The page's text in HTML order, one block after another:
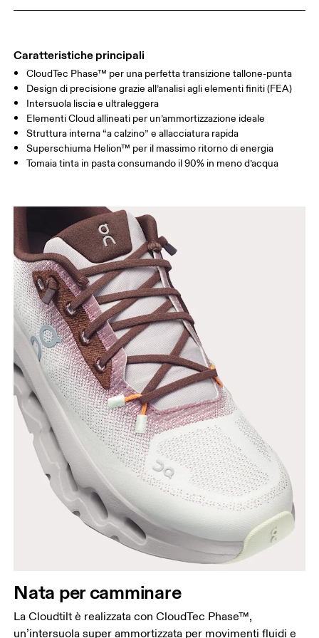
Caratteristiche principali
CloudTec Phase™ per una perfetta transizione tallone-punta
Design di precisione grazie all’analisi agli elementi finiti (FEA)
Intersuola liscia e ultraleggera
Elementi Cloud allineati per un’ammortizzazione ideale
Struttura interna “a calzino” e allacciatura rapida
Superschiuma Helion™ per il massimo ritorno di energia
Tomaia tinta in pasta consumando il 90% in meno d’acqua
Nata per camminare
La Cloudtilt è realizzata con CloudTec Phase™,
un’intersuola super ammortizzata per movimenti fluidi e